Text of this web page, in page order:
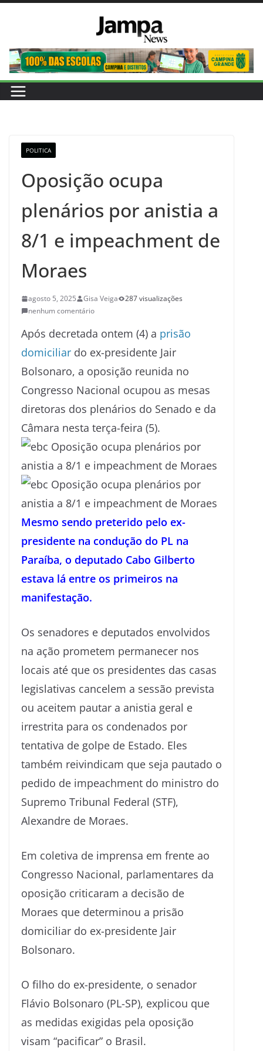
conteúdo
POLITICA
Oposição ocupa
plenários por anistia a
8/1 e impeachment de
Moraes
agosto 5, 2025 Gisa Veiga
287 visualizações
nenhum comentário
Após decretada ontem (4) a prisão
domiciliar do ex-presidente Jair
Bolsonaro, a oposição reunida no
Congresso Nacional ocupou as mesas
diretoras dos plenários do Senado e da
Câmara nesta terça-feira (5).
Mesmo sendo preterido pelo ex-
presidente na condução do PL na
Paraíba, o deputado Cabo Gilberto
estava lá entre os primeiros na
manifestação.
Os senadores e deputados envolvidos
na ação prometem permanecer nos
locais até que os presidentes das casas
legislativas cancelem a sessão prevista
ou aceitem pautar a anistia geral e
irrestrita para os condenados por
tentativa de golpe de Estado. Eles
também reivindicam que seja pautado o
pedido de impeachment do ministro do
Supremo Tribunal Federal (STF),
Alexandre de Moraes.
Em coletiva de imprensa em frente ao
Congresso Nacional, parlamentares da
oposição criticaram a decisão de
Moraes que determinou a prisão
domiciliar do ex-presidente Jair
Bolsonaro.
O filho do ex-presidente, o senador
Flávio Bolsonaro (PL-SP), explicou que
as medidas exigidas pela oposição
visam “pacificar” o Brasil.